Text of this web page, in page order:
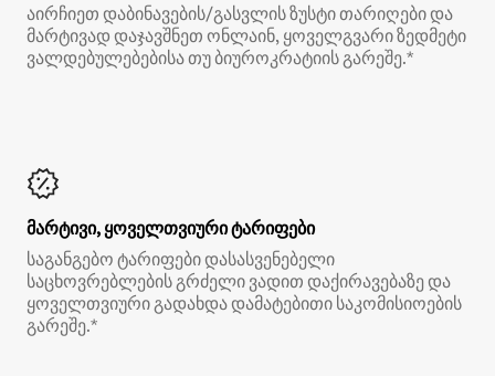
აირჩიეთ დაბინავების/გასვლის ზუსტი თარიღები და
მარტივად დაჯავშნეთ ონლაინ, ყოველგვარი ზედმეტი
ვალდებულებებისა თუ ბიუროკრატიის გარეშე.*
მარტივი, ყოველთვიური ტარიფები
საგანგებო ტარიფები დასასვენებელი
საცხოვრებლების გრძელი ვადით დაქირავებაზე და
ყოველთვიური გადახდა დამატებითი საკომისიოების
გარეშე.*